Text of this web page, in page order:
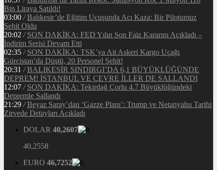
Bin Liraya Satıldı!
03:00 / Balıkesir’de Eğitim Uçuşunda Acı Kaza: Bir Pilotumuz
Şehit Oldu
20:02 / SON DAKİKA: FED Yılın Son Faiz Kararını Açıkladı –
İndirim Serisi Devam Etti
02:35 / SON DAKİKA: TSK’ya Ait Askeri Kargo Uçağı
Gürcistan’da Düştü, 20 Personel Şehit!
20:31 / BALIKESİR SINDIRGI’DA 6,1 BÜYÜKLÜĞÜNDE
DEPREM! İSTANBUL VE ÇEVRE İLLER DE SALLANDI
12:07 / SON DAKİKA: Tekirdağ Çorlu 4.7 Büyüklüğündeki
Depremle Sallandı
21:29 / Beyaz Saray’dan ‘Gazze Planı’: Trump ve Netanyahu Tarihi
Zirvede Detayları Açıkladı
DOLAR 40,2607
40,2558
EURO 46,7252